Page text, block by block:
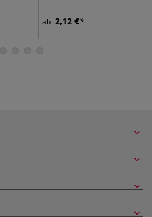
ab 2,12 €